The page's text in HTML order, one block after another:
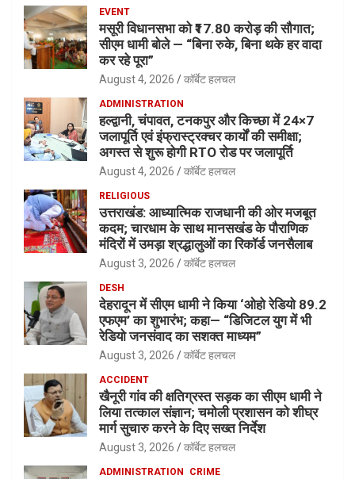
EVENT
मसूरी विधानसभा को ₹17.80 करोड़ की सौगात;
सीएम धामी बोले — “बिना रुके, बिना थके हर वादा
कर रहे पूरा”
August 4, 2026 कॉर्बेट हलचल
ADMINISTRATION
हल्द्वानी, चंपावत, टनकपुर और किच्छा में 24×7
जलापूर्ति एवं इंफ्रास्ट्रक्चर कार्यों की समीक्षा;
अगस्त से शुरू होगी RTO रोड पर जलापूर्ति
August 4, 2026 कॉर्बेट हलचल
RELIGIOUS
उत्तराखंड: आध्यात्मिक राजधानी की ओर मजबूत
कदम; चारधाम के साथ मानसखंड के पौराणिक
मंदिरों में उमड़ा श्रद्धालुओं का रिकॉर्ड जनसैलाब
August 3, 2026 कॉर्बेट हलचल
DESH
देहरादून में सीएम धामी ने किया ‘ओहो रेडियो 89.2
एफएम’ का शुभारंभ; कहा— “डिजिटल युग में भी
रेडियो जनसंवाद का सशक्त माध्यम”
August 3, 2026 कॉर्बेट हलचल
ACCIDENT
खैनूरी गांव की क्षतिग्रस्त सड़क का सीएम धामी ने
लिया तत्काल संज्ञान; चमोली प्रशासन को शीघ्र
मार्ग सुचारु करने के दिए सख्त निर्देश
August 3, 2026 कॉर्बेट हलचल
ADMINISTRATION CRIME